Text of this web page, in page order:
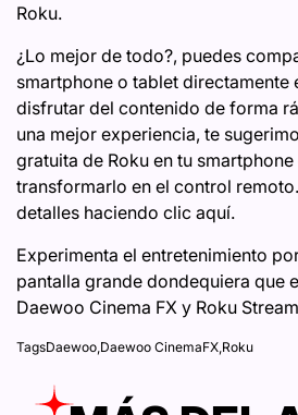
Roku.
¿Lo mejor de todo?, puedes
smartphone o tablet directamente
disfrutar del contenido de forma
una mejor experiencia, te
gratuita de Roku en tu
transformarlo en el control
detalles haciendo clic aquí.
Experimenta el entretenimiento
pantalla grande dondequiera que
Daewoo Cinema FX y Roku
TagsDaewoo,Daewoo CinemaFX,Roku